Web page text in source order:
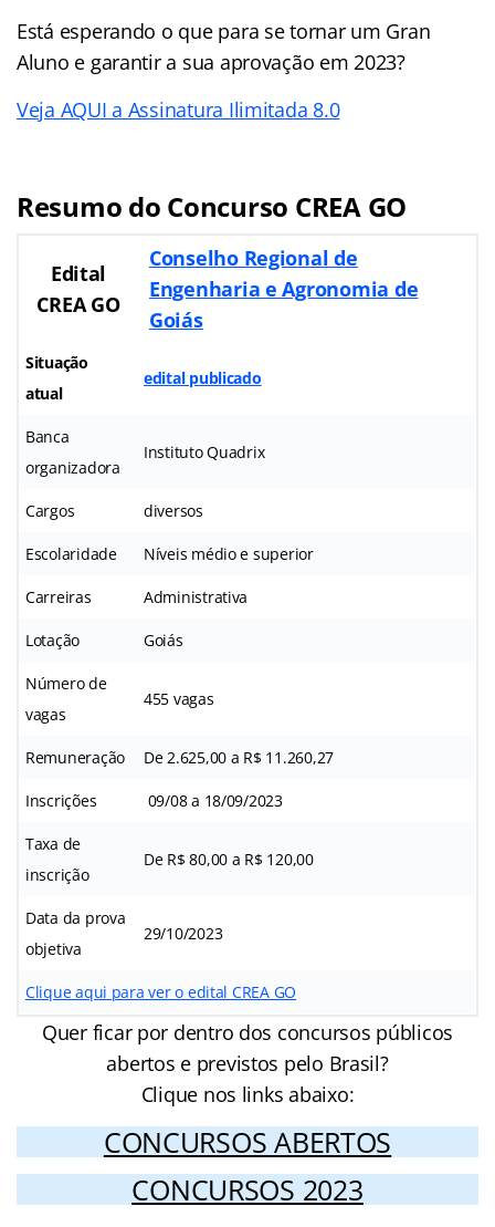
Está esperando o que para se tornar um Gran
Aluno e garantir a sua aprovação em 2023?
Veja AQUI a Assinatura Ilimitada 8.0
Resumo do Concurso CREA GO
Edital
CREA GO
Conselho Regional de
Engenharia e Agronomia de
Goiás
Situação
atual
edital publicado
Banca
organizadora
Instituto Quadrix
Cargos diversos
Escolaridade Níveis médio e superior
Carreiras Administrativa
Lotação Goiás
Número de
vagas
455 vagas
Remuneração De 2.625,00 a R$ 11.260,27
Inscrições 09/08 a 18/09/2023
Taxa de
inscrição
De R$ 80,00 a R$ 120,00
Data da prova
objetiva
29/10/2023
Clique aqui para ver o edital CREA GO
Quer ficar por dentro dos concursos públicos
abertos e previstos pelo Brasil?
Clique nos links abaixo:
CONCURSOS ABERTOS
CONCURSOS 2023